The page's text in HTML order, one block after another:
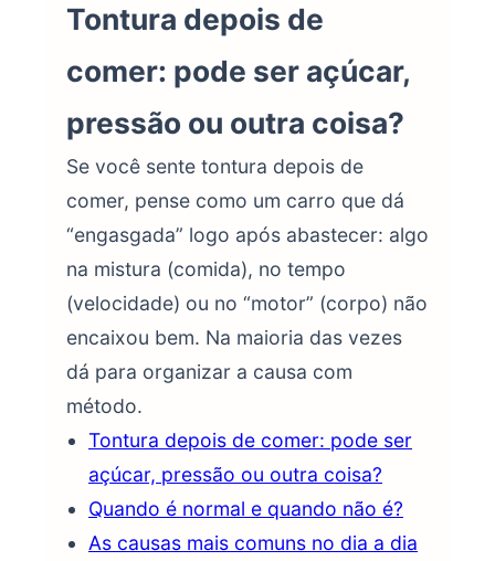
Tontura depois de
comer: pode ser açúcar,
pressão ou outra coisa?
Se você sente tontura depois de
comer, pense como um carro que dá
“engasgada” logo após abastecer: algo
na mistura (comida), no tempo
(velocidade) ou no “motor” (corpo) não
encaixou bem. Na maioria das vezes
dá para organizar a causa com
método.
Tontura depois de comer: pode ser
açúcar, pressão ou outra coisa?
Quando é normal e quando não é?
As causas mais comuns no dia a dia